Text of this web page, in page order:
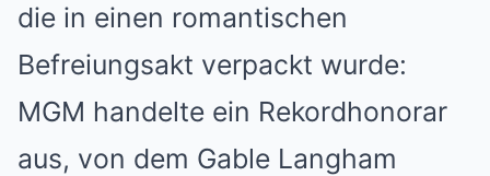
die in einen romantischen
Befreiungsakt verpackt wurde:
MGM handelte ein Rekordhonorar
aus, von dem Gable Langham